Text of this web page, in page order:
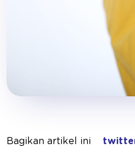
Bagikan artikel ini